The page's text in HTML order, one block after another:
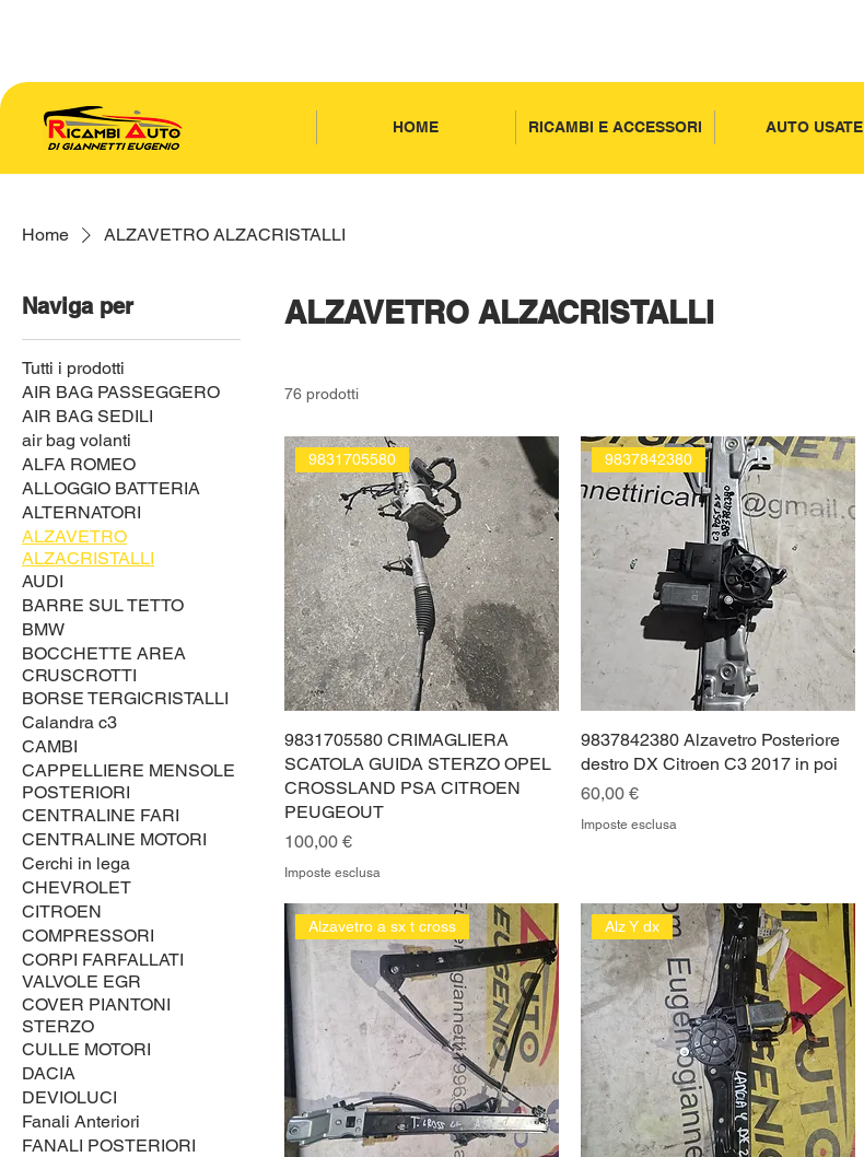
HOME RICAMBI E ACCESSORI AUTO USATE
Home ALZAVETRO ALZACRISTALLI
Naviga per
Tutti i prodotti
AIR BAG PASSEGGERO
AIR BAG SEDILI
air bag volanti
ALFA ROMEO
ALLOGGIO BATTERIA
ALTERNATORI
ALZAVETRO
ALZACRISTALLI
AUDI
BARRE SUL TETTO
BMW
BOCCHETTE AREA
CRUSCROTTI
BORSE TERGICRISTALLI
Calandra c3
CAMBI
CAPPELLIERE MENSOLE
POSTERIORI
CENTRALINE FARI
CENTRALINE MOTORI
Cerchi in lega
CHEVROLET
CITROEN
COMPRESSORI
CORPI FARFALLATI
VALVOLE EGR
COVER PIANTONI
STERZO
CULLE MOTORI
DACIA
DEVIOLUCI
Fanali Anteriori
FANALI POSTERIORI
ALZAVETRO ALZACRISTALLI
76 prodotti
9831705580
9831705580 CRIMAGLIERA
SCATOLA GUIDA STERZO OPEL
CROSSLAND PSA CITROEN
PEUGEOUT
Prezzo
100,00 €
Imposte esclusa
9837842380
9837842380 Alzavetro Posteriore
destro DX Citroen C3 2017 in poi
Prezzo
60,00 €
Imposte esclusa
Alzavetro a sx t cross Alz Y dx